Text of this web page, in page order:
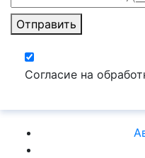
Отправить
Согласие на